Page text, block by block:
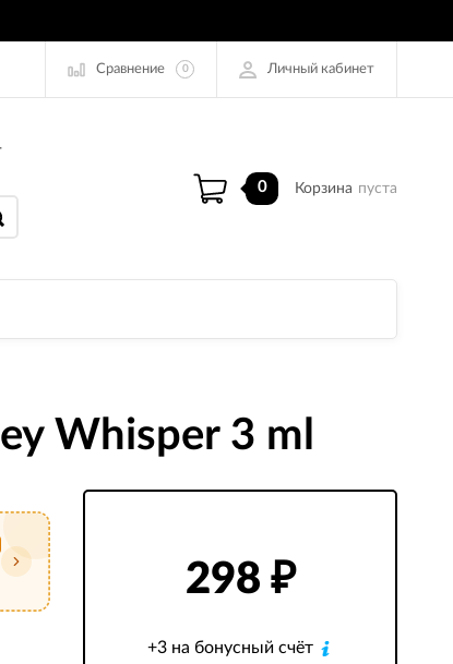
Сравнение 0 Личный кабинет
0 Корзина пуста
Whisper 3 ml
298 ₽
+3 на бонусный счёт